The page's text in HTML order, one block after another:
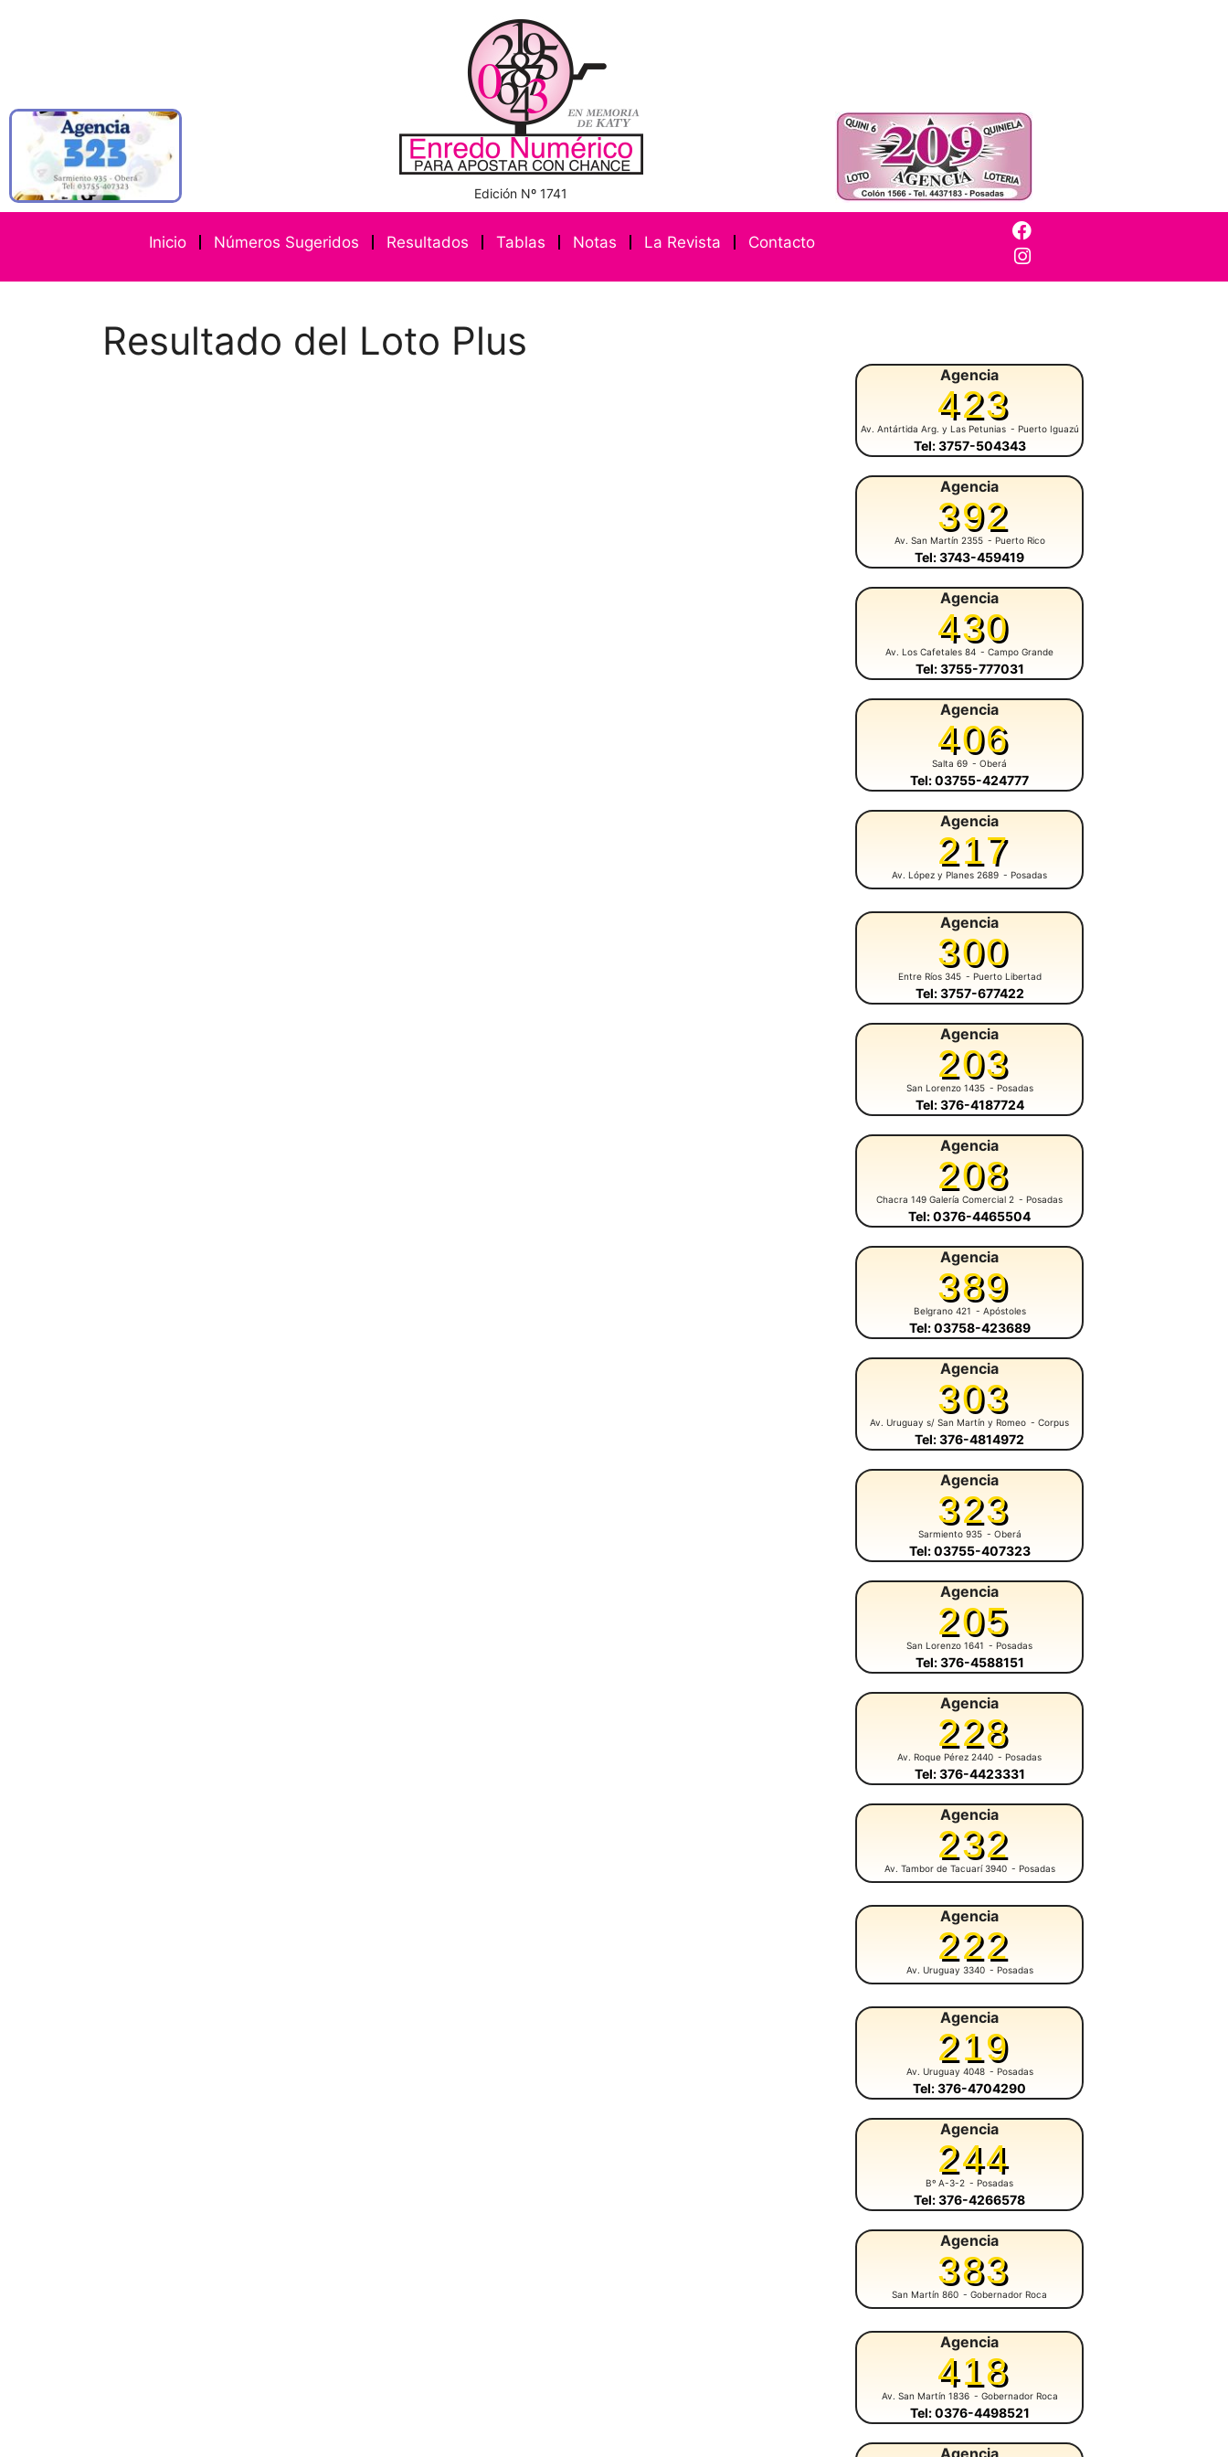
Edición Nº 1741
Inicio Números Sugeridos Resultados Tablas Notas La Revista Contacto
Resultado del Loto Plus
Agencia
423
Av. Antártida Arg. y Las Petunias - Puerto Iguazú
Tel: 3757-504343
Agencia
392
Av. San Martín 2355 - Puerto Rico
Tel: 3743-459419
Agencia
430
Av. Los Cafetales 84 - Campo Grande
Tel: 3755-777031
Agencia
406
Salta 69 - Oberá
Tel: 03755-424777
Agencia
217
Av. López y Planes 2689 - Posadas
Agencia
300
Entre Ríos 345 - Puerto Libertad
Tel: 3757-677422
Agencia
203
San Lorenzo 1435 - Posadas
Tel: 376-4187724
Agencia
208
Chacra 149 Galería Comercial 2 - Posadas
Tel: 0376-4465504
Agencia
389
Belgrano 421 - Apóstoles
Tel: 03758-423689
Agencia
303
Av. Uruguay s/ San Martín y Romeo - Corpus
Tel: 376-4814972
Agencia
323
Sarmiento 935 - Oberá
Tel: 03755-407323
Agencia
205
San Lorenzo 1641 - Posadas
Tel: 376-4588151
Agencia
228
Av. Roque Pérez 2440 - Posadas
Tel: 376-4423331
Agencia
232
Av. Tambor de Tacuarí 3940 - Posadas
Agencia
222
Av. Uruguay 3340 - Posadas
Agencia
219
Av. Uruguay 4048 - Posadas
Tel: 376-4704290
Agencia
244
Bº A-3-2 - Posadas
Tel: 376-4266578
Agencia
383
San Martín 860 - Gobernador Roca
Agencia
418
Av. San Martín 1836 - Gobernador Roca
Tel: 0376-4498521
Agencia